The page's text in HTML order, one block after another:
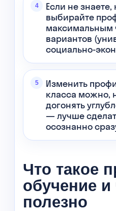
Если не знаете,
выбирайте
максимальным
вариантов
социально-
Изменить
класса можно,
догонять
— лучше
осознанно
Что такое
обучение
полезно